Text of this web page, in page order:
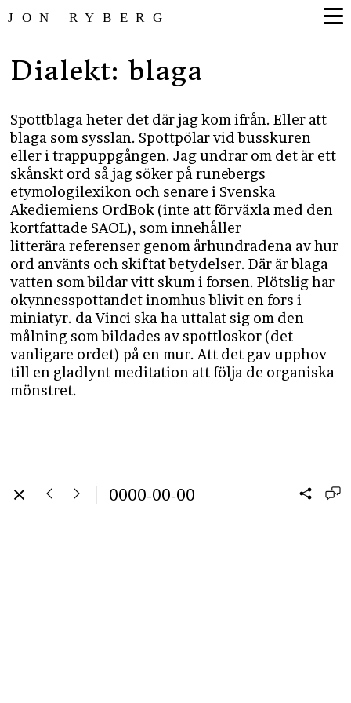
JON RYBERG
Dialekt: blaga
Spottblaga heter det där jag kom ifrån. Eller att
blaga som sysslan. Spottpölar vid busskuren
eller i trappuppgången. Jag undrar om det är ett
skånskt ord så jag söker på runebergs
etymologilexikon och senare i Svenska
Akediemiens OrdBok (inte att förväxla med den
kortfattade SAOL), som innehåller
litterära referenser genom århundradena av hur
ord använts och skiftat betydelser. Där är blaga
vatten som bildar vitt skum i forsen. Plötslig har
okynnesspottandet inomhus blivit en fors i
miniatyr. da Vinci ska ha uttalat sig om den
målning som bildades av spottloskor (det
vanligare ordet) på en mur. Att det gav upphov
till en gladlynt meditation att följa de organiska
mönstret.
0000-00-00